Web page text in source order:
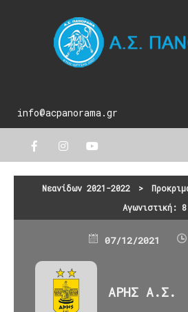
info@acpanorama.gr
Νεανίδων 2021-2022 >
Αγωνιστική: 8
07/12/2021
ΑΡΗΣ Α.Σ.